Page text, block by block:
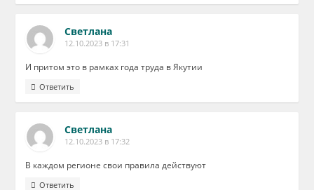
Светлана
12.10.2023 в 17:31
И притом это в рамках года труда в Якутии
Ответить
Светлана
12.10.2023 в 17:32
В каждом регионе свои правила действуют
Ответить